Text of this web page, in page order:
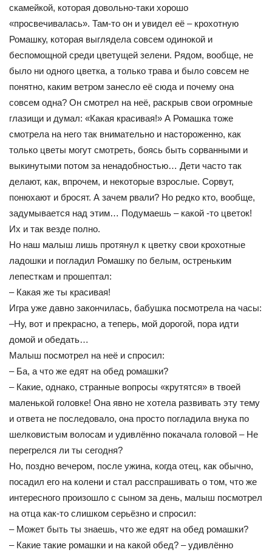
скамейкой, которая довольно-таки хорошо
«просвечивалась». Там-то он и увидел её – крохотную
Ромашку, которая выглядела совсем одинокой и
беспомощной среди цветущей зелени. Рядом, вообще, не
было ни одного цветка, а только трава и было совсем не
понятно, каким ветром занесло её сюда и почему она
совсем одна? Он смотрел на неё, раскрыв свои огромные
глазищи и думал: «Какая красивая!» А Ромашка тоже
смотрела на него так внимательно и настороженно, как
только цветы могут смотреть, боясь быть сорванными и
выкинутыми потом за ненадобностью… Дети часто так
делают, как, впрочем, и некоторые взрослые. Сорвут,
понюхают и бросят. А зачем рвали? Но редко кто, вообще,
задумывается над этим… Подумаешь – какой -то цветок!
Их и так везде полно.
Но наш малыш лишь протянул к цветку свои крохотные
ладошки и погладил Ромашку по белым, остреньким
лепесткам и прошептал:
– Какая же ты красивая!
Игра уже давно закончилась, бабушка посмотрела на часы:
–Ну, вот и прекрасно, а теперь, мой дорогой, пора идти
домой и обедать…
Малыш посмотрел на неё и спросил:
– Ба, а что же едят на обед ромашки?
– Какие, однако, странные вопросы «крутятся» в твоей
маленькой головке! Она явно не хотела развивать эту тему
и ответа не последовало, она просто погладила внука по
шелковистым волосам и удивлённо покачала головой – Не
перегрелся ли ты сегодня?
Но, поздно вечером, после ужина, когда отец, как обычно,
посадил его на колени и стал расспрашивать о том, что же
интересного произошло с сыном за день, малыш посмотрел
на отца как-то слишком серьёзно и спросил:
– Может быть ты знаешь, что же едят на обед ромашки?
– Какие такие ромашки и на какой обед? – удивлённо